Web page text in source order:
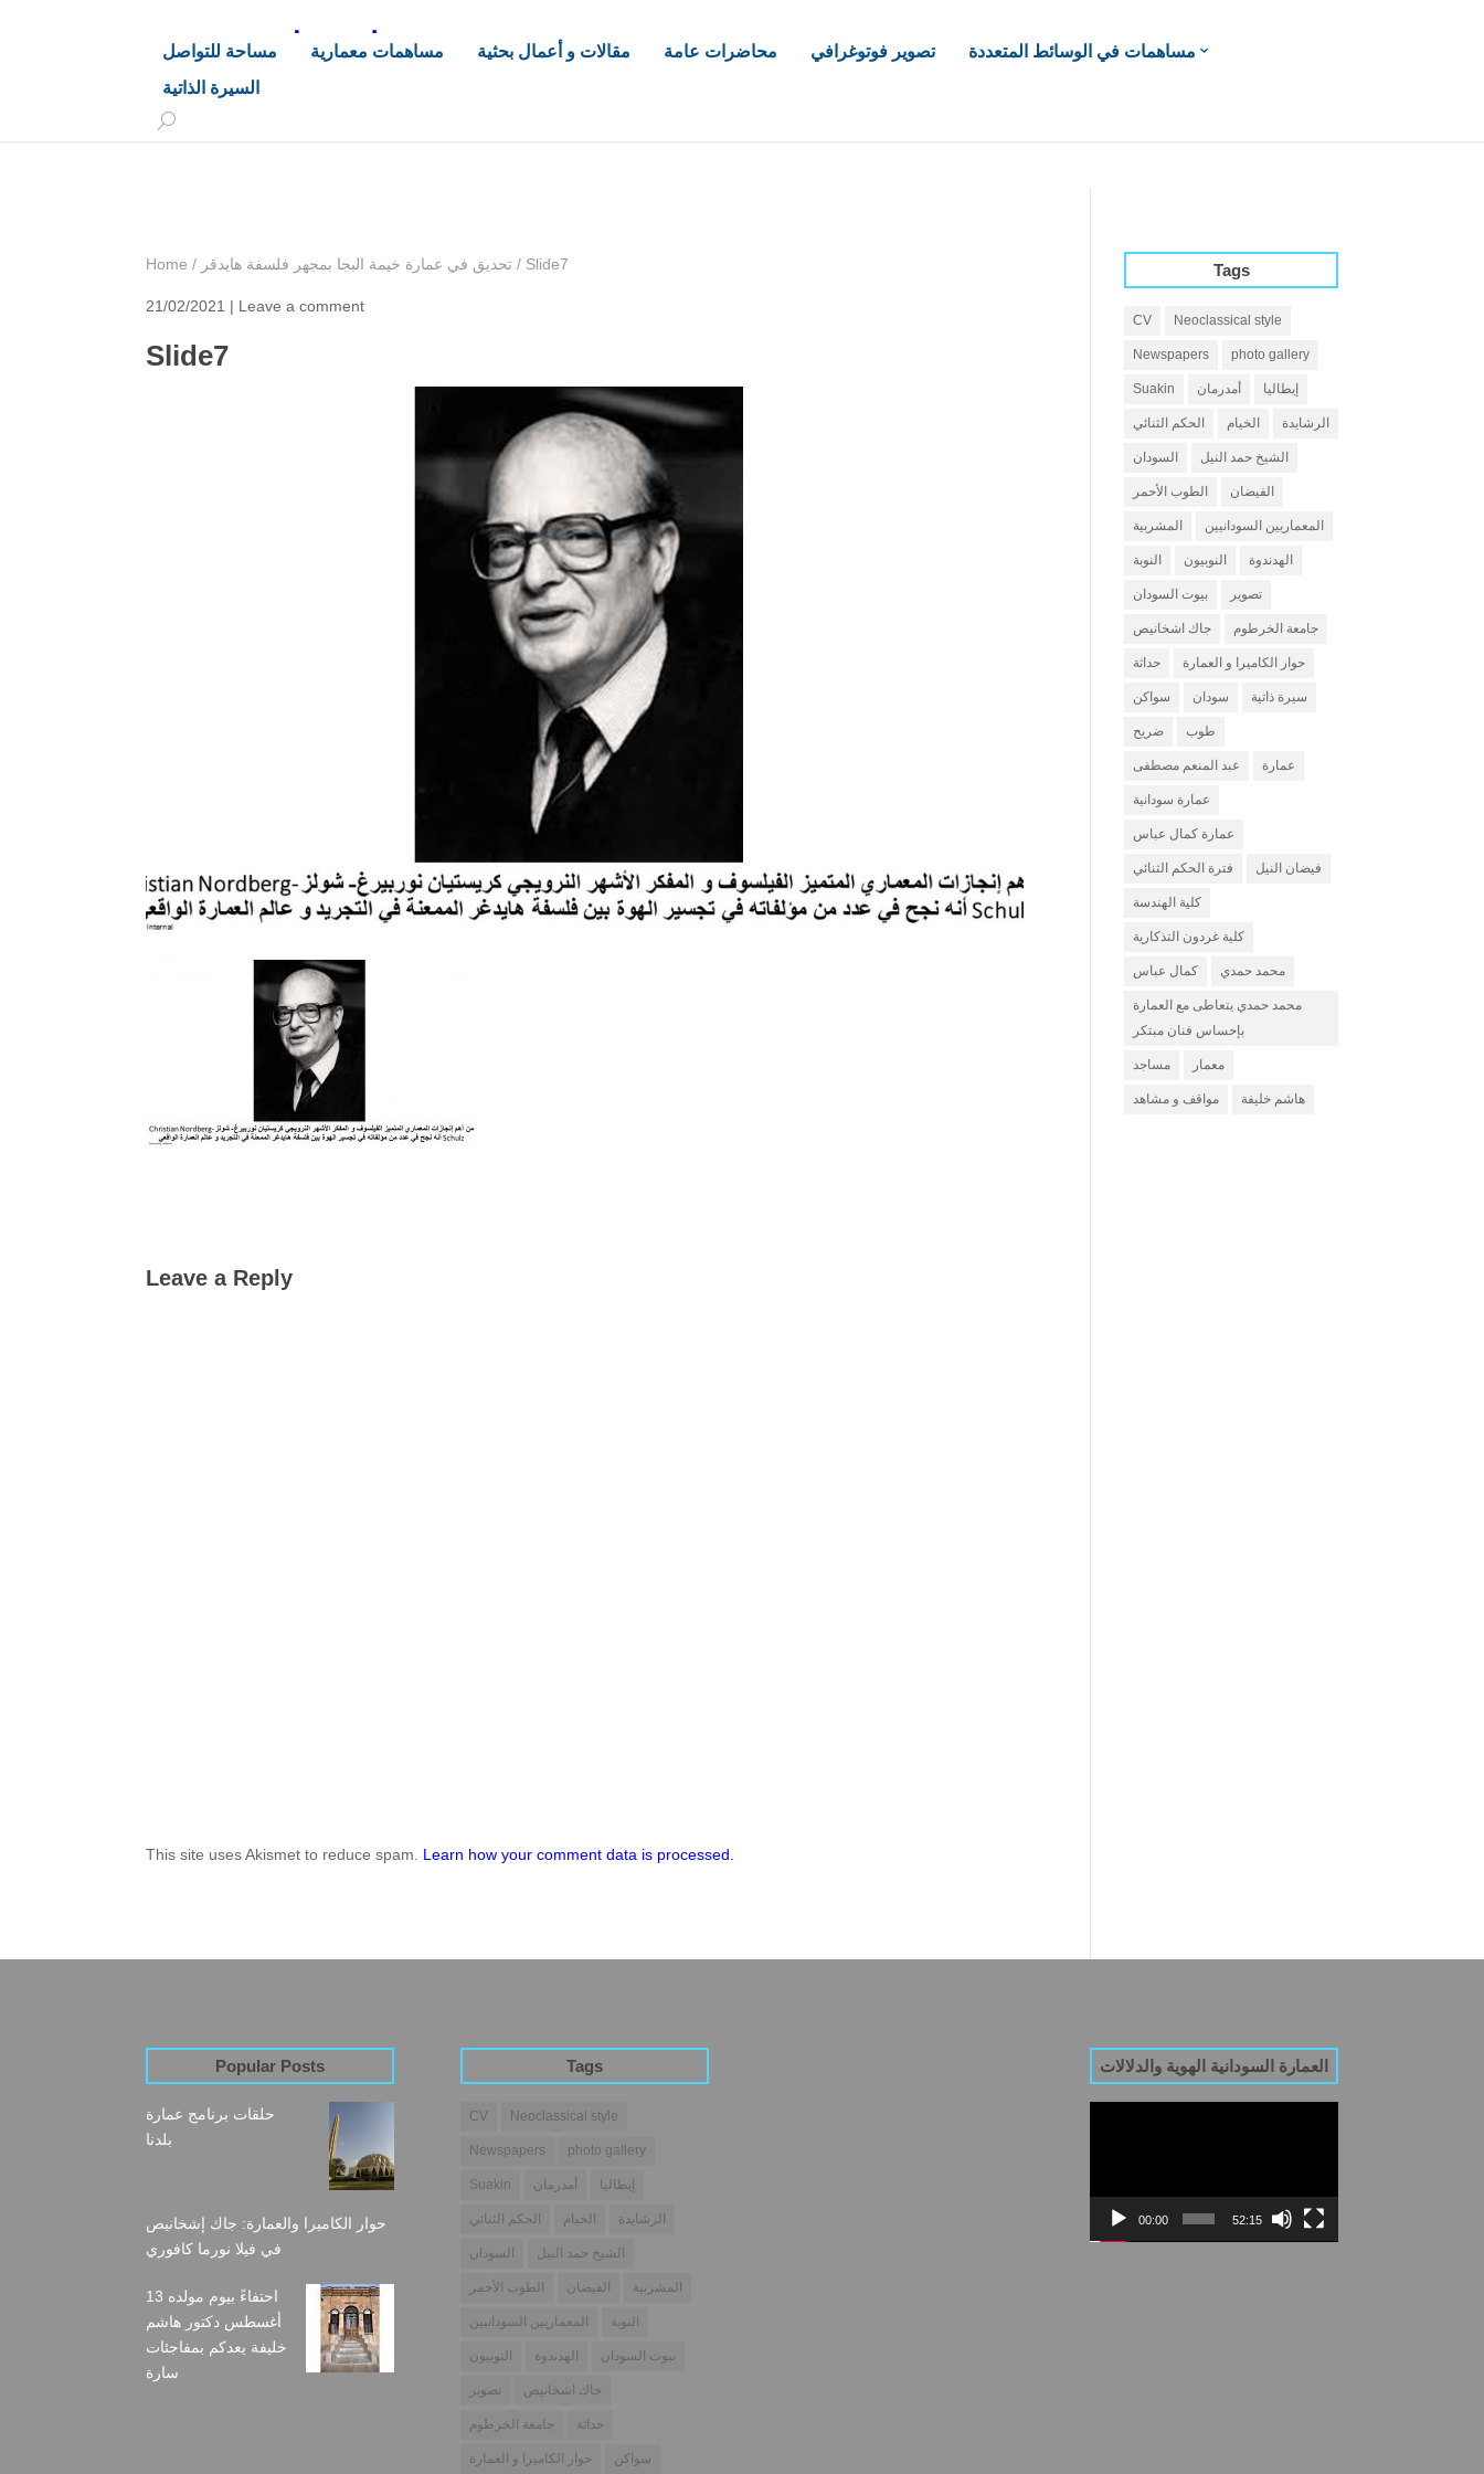
د. هاشم خليفة محجوب
مساحة للتواصل مساهمات معمارية مقالات و أعمال بحثية محاضرات عامة تصوير فوتوغرافي
مساهمات في الوسائط المتعددة
السيرة الذاتية
Home / تحديق في عمارة خيمة البجا بمجهر فلسفة هايدقر / Slide7
21/02/2021 | Leave a comment
Slide7
Leave a Reply
This site uses Akismet to reduce spam. Learn how your comment data is processed.
Tags
CV Neoclassical style
Newspapers photo gallery
Suakin أمدرمان إيطاليا
الحكم الثنائي الخيام الرشايدة
السودان الشيخ حمد النيل
الطوب الأحمر الفيضان
المشربية المعماريين السودانيين
النوبة النوبيون الهدندوة
بيوت السودان تصوير
جاك اشخانيص جامعة الخرطوم
حداثة حوار الكاميرا و العمارة
سواكن سودان سيرة ذاتية
ضريح طوب
عبد المنعم مصطفى عمارة
عمارة سودانية
عمارة كمال عباس
فترة الحكم الثنائي فيضان النيل
كلية الهندسة
كلية غردون التذكارية
كمال عباس محمد حمدي
محمد حمدي يتعاطى مع العمارة
بإحساس فنان مبتكر
مساجد معمار
مواقف و مشاهد هاشم خليفة
Popular Posts
حلقات برنامج عمارة
بلدنا
حوار الكاميرا والعمارة: جاك إشخانيص
في فيلا نورما كافوري
احتفاءً بيوم مولده 13
أغسطس دكتور هاشم
خليفة يعدكم بمفاجئات
سارة
Tags
CV Neoclassical style
Newspapers photo gallery
Suakin أمدرمان إيطاليا
الحكم الثنائي الخيام الرشايدة
السودان الشيخ حمد النيل
الطوب الأحمر الفيضان المشربية
المعماريين السودانيين النوبة
النوبيون الهدندوة بيوت السودان
تصوير جاك اشخانيص
جامعة الخرطوم حداثة
حوار الكاميرا و العمارة سواكن
العمارة السودانية الهوية والدلالات
00:00 52:15